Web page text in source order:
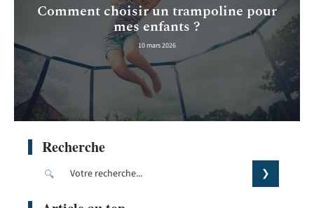
Comment choisir un trampoline pour
mes enfants ?
10 mars 2026
Recherche